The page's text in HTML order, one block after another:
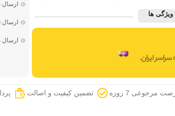
ها
ارسال 24 ساعته شهر تهران
ارسال
ارسال
مرجوعی 7 روزه تضمین کیفیت و اصالت